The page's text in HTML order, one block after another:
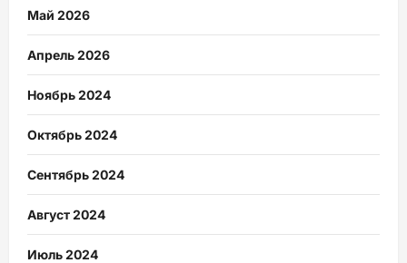
Май 2026
Апрель 2026
Ноябрь 2024
Октябрь 2024
Сентябрь 2024
Август 2024
Июль 2024